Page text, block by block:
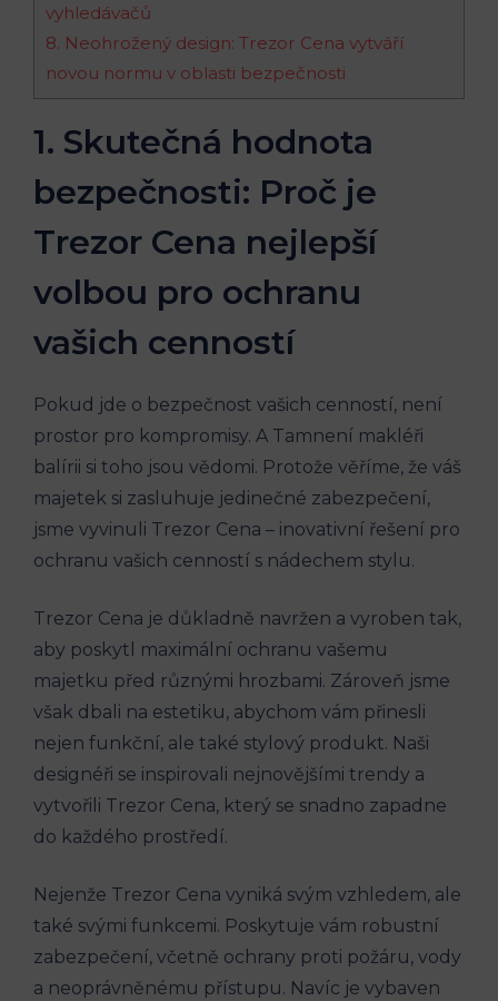
vyhledávačů
8. Neohrožený design: Trezor Cena vytváří
novou normu v oblasti bezpečnosti
1. Skutečná hodnota
bezpečnosti: Proč je
Trezor Cena nejlepší
volbou pro ochranu
vašich cenností
Pokud jde o bezpečnost vašich cenností, není
prostor pro kompromisy. A Tamnení makléři
balírii si toho jsou vědomi. Protože věříme, že váš
majetek si zasluhuje jedinečné zabezpečení,
jsme vyvinuli Trezor Cena – inovativní řešení pro
ochranu vašich cenností s nádechem stylu.
Trezor Cena je důkladně navržen a vyroben tak,
aby poskytl maximální ochranu vašemu
majetku před různými hrozbami. Zároveň jsme
však dbali na estetiku, abychom vám přinesli
nejen funkční, ale také stylový produkt. Naši
designéři se inspirovali nejnovějšími trendy a
vytvořili Trezor Cena, který se snadno zapadne
do každého prostředí.
Nejenže Trezor Cena vyniká svým vzhledem, ale
také svými funkcemi. Poskytuje vám robustní
zabezpečení, včetně ochrany proti požáru, vody
a neoprávněnému přístupu. Navíc je vybaven